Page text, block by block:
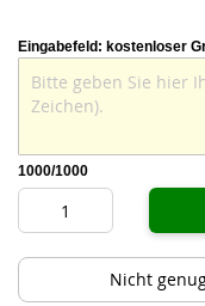
Eingabefeld: kostenloser
1000/1000
Nicht